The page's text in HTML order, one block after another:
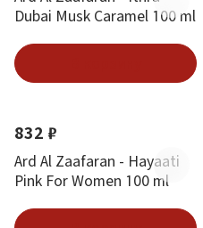
Dubai Musk Caramel 100 ml
832 ₽
Ard Al Zaafaran - Hayaati
Pink For Women 100 ml